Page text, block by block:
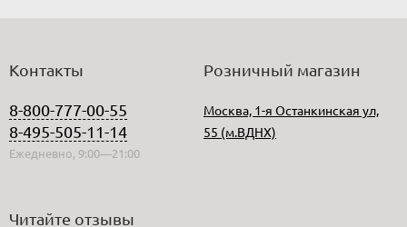
Контакты
8-800-777-00-55
8-495-505-11-14
Ежедневно, 9:00—21:00
Розничный магазин
Москва, 1-я Останкинская ул,
55 (м.ВДНХ)
Читайте отзывы